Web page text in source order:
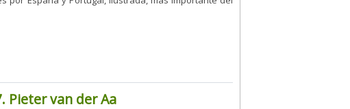
Pieter van der Aa